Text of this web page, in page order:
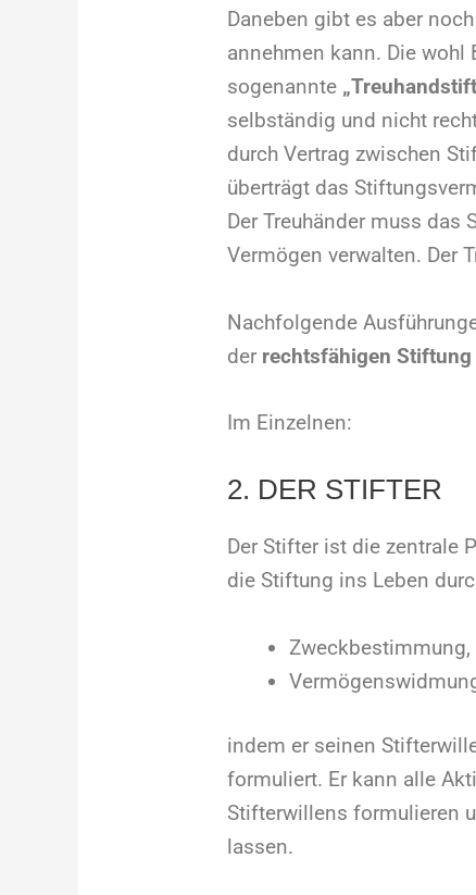
Daneben gibt es aber
annehmen kann. Die wohl
sogenannte
selbständig und nicht
durch Vertrag zwischen
überträgt das
Der Treuhänder muss
Vermögen verwalten. Der
Nachfolgende
der rechtsfähigen
Im Einzelnen:
2. DER STIFTER
Der Stifter ist die zentrale
die Stiftung ins Leben
Zweckbestimmung,
indem er seinen
formuliert. Er kann alle
Stifterwillens formulieren
lassen.